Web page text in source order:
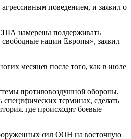
поведением, и заявил о
США намерены поддерживать
нации Европы», заявил
месяцев после того, как в июле
противовоздушной обороны.
терминах, сделать
где происходят боевые
сил ООН на восточную